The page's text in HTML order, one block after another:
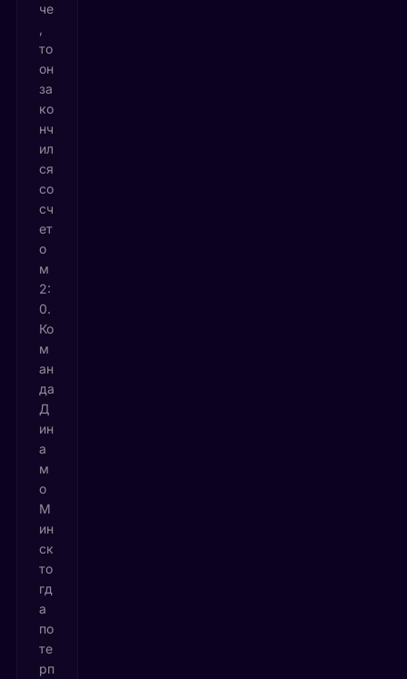
че
то
он
за
ко
нч
ил
ся
со
сч
ет
о
м
2:
0.
Ко
м
ан
да
Д
ин
а
м
о
М
ин
ск
то
гд
а
по
те
рп